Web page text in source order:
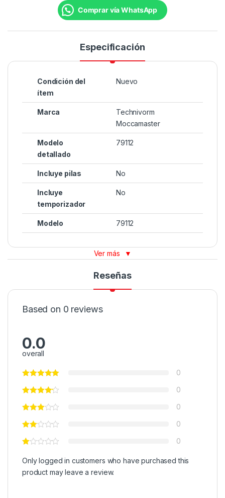
Comprar vía WhatsApp
Especificación
Condición del
ítem
Nuevo
Marca
Technivorm
Moccamaster
Modelo
detallado
79112
Incluye pilas No
Incluye
temporizador
No
Modelo 79112
Ver más ▼
Reseñas
Based on 0 reviews
0.0
overall
0
0
0
0
0
Only logged in customers who have purchased this
product may leave a review.